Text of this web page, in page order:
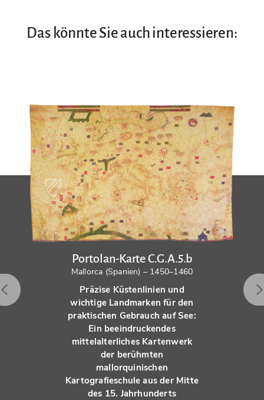
Das könnte Sie auch interessieren:
Portolan-Karte C.G.A.5.b
Mallorca (Spanien) – 1450–1460
Präzise Küstenlinien und
wichtige Landmarken für den
praktischen Gebrauch auf See:
Ein beeindruckendes
mittelalterliches Kartenwerk
der berühmten
mallorquinischen
Kartografieschule aus der Mitte
des 15. Jahrhunderts